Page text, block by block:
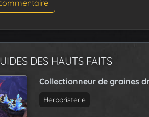
DES HAUTS FAITS
Collectionneur de graines
Herboristerie